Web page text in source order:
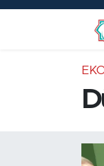
Trafik
TFF 2.Lig
Haber